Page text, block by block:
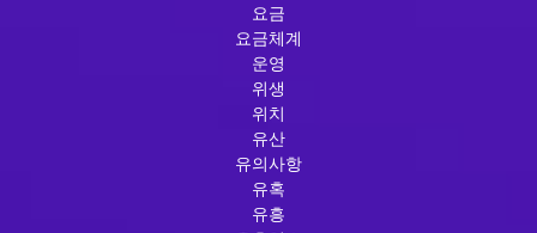
요금
요금체계
운영
위생
위치
유산
유의사항
유혹
유흥